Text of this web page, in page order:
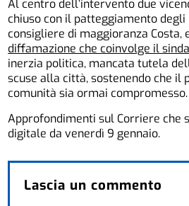
Al centro dell’intervento due
chiuso con il patteggiamento
consigliere di maggioranza Costa,
diffamazione che coinvolge il
inerzia politica, mancata tutela
scuse alla città, sostenendo che il
comunità sia ormai compromesso.
Approfondimenti sul Corriere che
digitale da venerdì 9 gennaio.
Lascia un commento